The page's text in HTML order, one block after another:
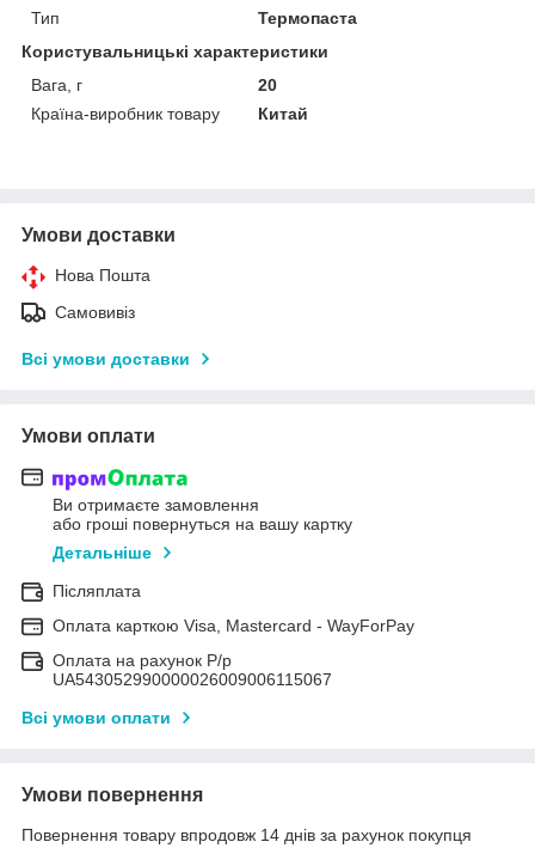
Тип
Термопаста
Користувальницькі характеристики
Вага, г
20
Країна-виробник товару
Китай
Умови доставки
Нова Пошта
Самовивіз
Всі умови доставки
Умови оплати
Ви отримаєте замовлення
або гроші повернуться на вашу картку
Детальніше
Післяплата
Оплата карткою Visa, Mastercard - WayForPay
Оплата на рахунок Р/р
UA543052990000026009006115067
Всі умови оплати
Умови повернення
Повернення товару впродовж 14 днів за рахунок покупця